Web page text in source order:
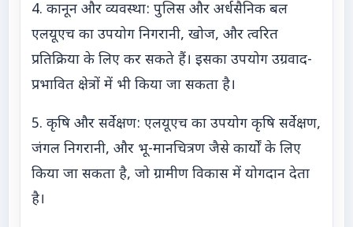
4. कानून और व्यवस्था: पुलिस और अर्धसैनिक बल
एलयूएच का उपयोग निगरानी, खोज, और त्वरित
प्रतिक्रिया के लिए कर सकते हैं। इसका उपयोग उग्रवाद-
प्रभावित क्षेत्रों में भी किया जा सकता है।
5. कृषि और सर्वेक्षण: एलयूएच का उपयोग कृषि सर्वेक्षण,
जंगल निगरानी, और भू-मानचित्रण जैसे कार्यों के लिए
किया जा सकता है, जो ग्रामीण विकास में योगदान देता
है।